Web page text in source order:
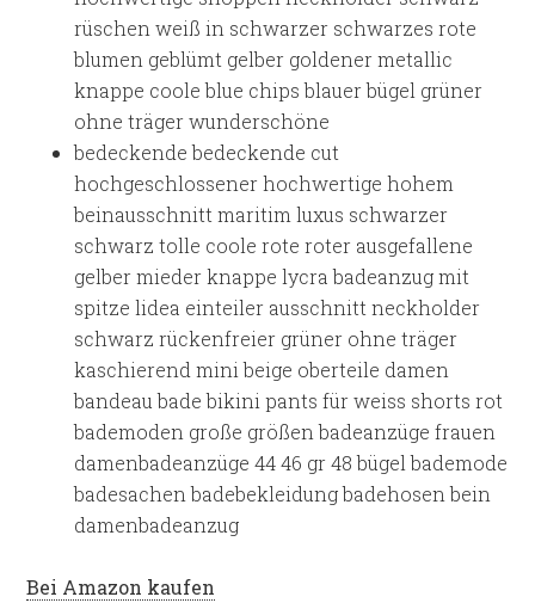
rüschen weiß in schwarzer schwarzes rote
blumen geblümt gelber goldener metallic
knappe coole blue chips blauer bügel grüner
ohne träger wunderschöne
bedeckende bedeckende cut
hochgeschlossener hochwertige hohem
beinausschnitt maritim luxus schwarzer
schwarz tolle coole rote roter ausgefallene
gelber mieder knappe lycra badeanzug mit
spitze lidea einteiler ausschnitt neckholder
schwarz rückenfreier grüner ohne träger
kaschierend mini beige oberteile damen
bandeau bade bikini pants für weiss shorts rot
bademoden große größen badeanzüge frauen
damenbadeanzüge 44 46 gr 48 bügel bademode
badesachen badebekleidung badehosen bein
damenbadeanzug
Bei Amazon kaufen